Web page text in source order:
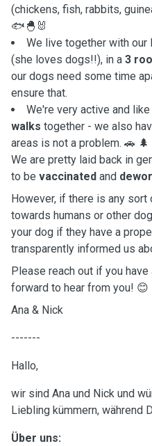
(chickens, fish, rabbits,
🐟🐣🐰
We live together with our
(she loves dogs!!), in a 3
our dogs need some time
ensure that.
We're very active and
walks together - we also
areas is not a problem. 🚗 🌲
We are pretty laid back in
to be vaccinated and
However, if there is any
towards humans or other
your dog if they have a
transparently informed us
Please reach out if you
forward to hear from you! 😊
Ana & Nick
-------
Hallo,
wir sind Ana und Nick und
Liebling kümmern, während
Über uns: